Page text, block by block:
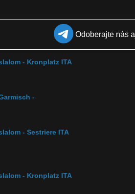
Odoberajte nás
- Kronplatz ITA
-
- Sestriere ITA
- Kronplatz ITA